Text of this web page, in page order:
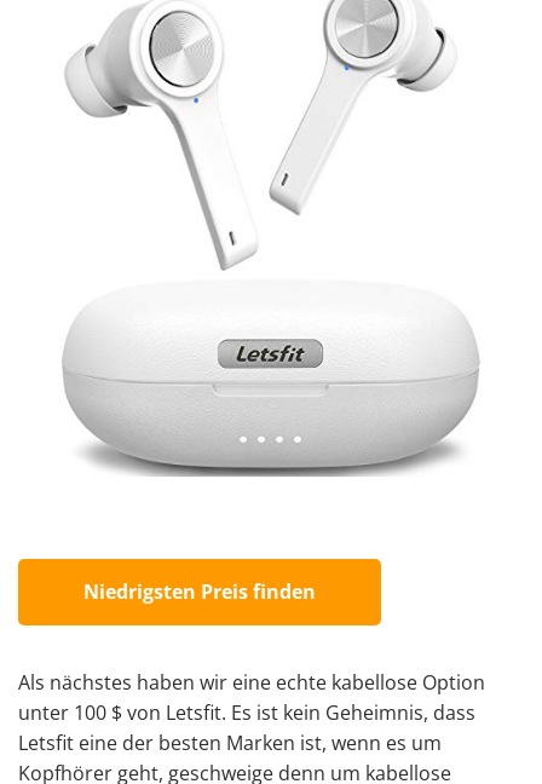
Niedrigsten Preis finden
Als nächstes haben wir eine echte kabellose Option
unter 100 $von Letsfit. Es ist kein Geheimnis, dass
Letsfit eine der besten Marken ist, wenn es um
Kopfhörer geht, geschweige denn um kabellose